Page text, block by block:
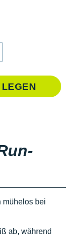
mühelos bei
ab, während